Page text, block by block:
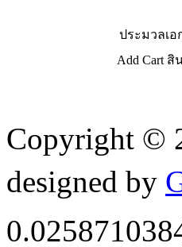
ประมวลเ
Add Cart สิ
Copyright ©
designed by